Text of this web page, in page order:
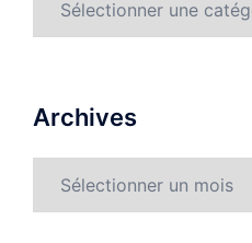
Archives